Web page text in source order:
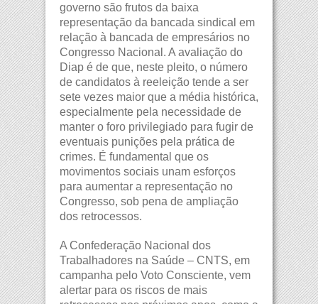
governo são frutos da baixa
representação da bancada sindical em
relação à bancada de empresários no
Congresso Nacional. A avaliação do
Diap é de que, neste pleito, o número
de candidatos à reeleição tende a ser
sete vezes maior que a média histórica,
especialmente pela necessidade de
manter o foro privilegiado para fugir de
eventuais punições pela prática de
crimes. É fundamental que os
movimentos sociais unam esforços
para aumentar a representação no
Congresso, sob pena de ampliação
dos retrocessos.
A Confederação Nacional dos
Trabalhadores na Saúde – CNTS, em
campanha pelo Voto Consciente, vem
alertar para os riscos de mais